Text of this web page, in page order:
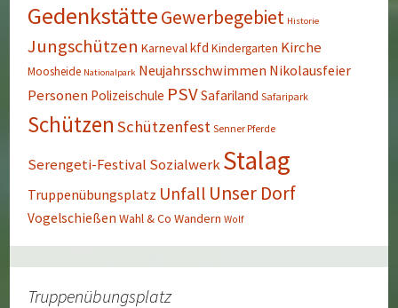
GedenkstätteGewerbegebiet Historie
Jungschützen Karnevalkfd Kindergarten Kirche
Moosheide Nationalpark Neujahrsschwimmen Nikolausfeier
Personen Polizeischule PSVSafariland Safaripark
Schützen Schützenfest Senner Pferde
Serengeti-Festival SozialwerkStalag
Truppenübungsplatz Unfall Unser Dorf
Vogelschießen Wahl & Co Wandern Wolf
Truppenübungsplatz